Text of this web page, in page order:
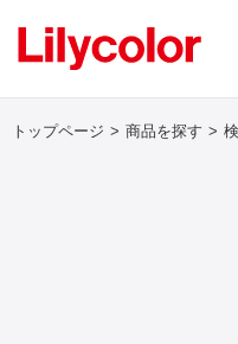
トップページ 商品を探す